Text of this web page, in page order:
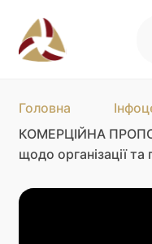
Головна
КОМЕРЦІЙНА
щодо організації